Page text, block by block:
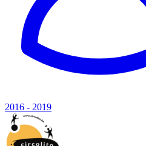
2016 - 2019